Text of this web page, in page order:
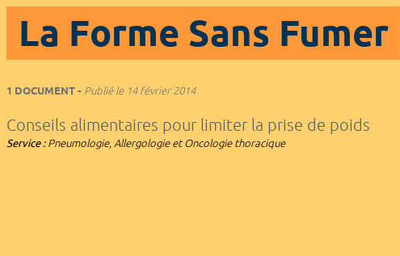
La Forme Sans Fumer
1 DOCUMENT Publié le14 février 2014
Conseils alimentaires pour limiter la prise de poids
Service : Pneumologie, Allergologie et Oncologie thoracique